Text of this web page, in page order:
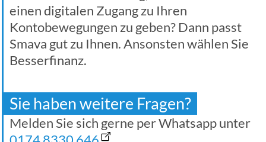
einen digitalen Zugang zu Ihren
Kontobewegungen zu geben? Dann passt
Smava gut zu Ihnen. Ansonsten wählen Sie
Besserfinanz.
Sie haben weitere Fragen?
Melden Sie sich gerne per Whatsapp unter